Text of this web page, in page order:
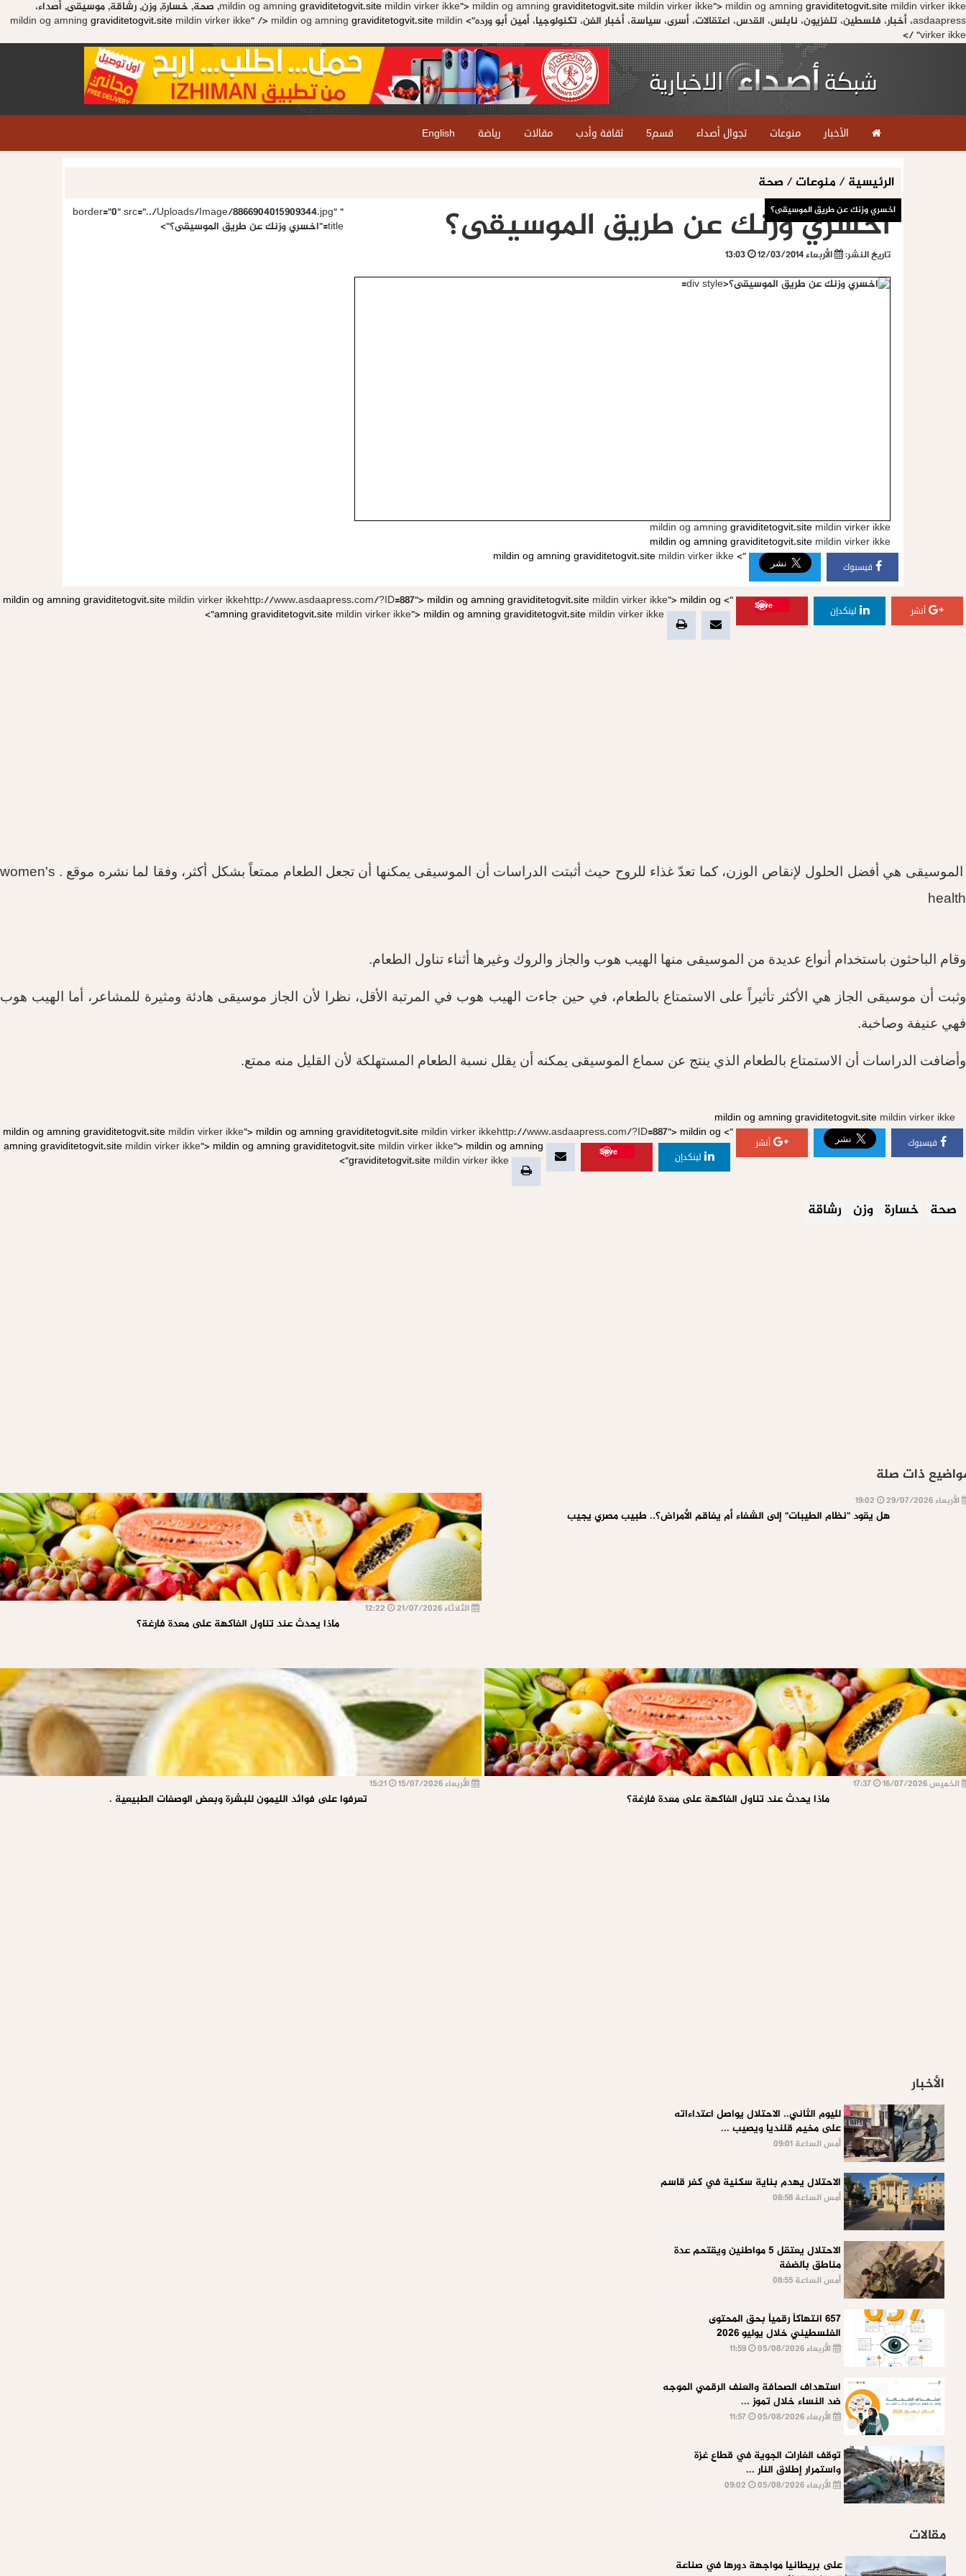
mildin og amning graviditetogvit.site mildin virker ikke"> mildin og amning graviditetogvit.site mildin virker ikke"> mildin og amning graviditetogvit.site
mildin virker ikke, صحة, خسارة, وزن, رشاقة, موسيقى, أصداء،
asdaapress، أخبار، فلسطين، تلفزيون، نابلس، القدس، اعتقالات، أسرى، سياسة، أخبار الفن، تكنولوجيا، أمين أبو ورده">
mildin og amning graviditetogvit.site mildin virker ikke" /> mildin og amning graviditetogvit.site mildin
virker ikke" />
الأخبار منوعات تجوال أصداء قسم5 ثقافة وأدب مقالات رياضة English
الرئيسية/ منوعات/صحة
اخسري وزنك عن طريق الموسيقى؟
تاريخ النشر: الأربعاء 12/03/2014
mildin og amning graviditetogvit.site mildin virker ikke
" border="0" src="../Uploads/Image/8866904015909344.jpg"
title="اخسري وزنك عن طريق الموسيقى؟
">
اخسري وزنك عن طريق الموسيقى؟
mildin og amning graviditetogvit.site mildin virker ikke
">
فيسبوك
mildin og amning graviditetogvit.site mildin virker ikke
">
أنشر
mildin og amning graviditetogvit.site mildin virker ikkehttp://www.asdaapress.com/?ID=887"> mildin og amning graviditetogvit.site mildin virker ikke">
لينكدإن
Save
mildin og
amning graviditetogvit.site mildin virker ikke"> mildin og amning graviditetogvit.site mildin virker ikke">
الموسيقى هي أفضل الحلول لإنقاص الوزن، كما تعدّ غذاء للروح حيث أثبتت الدراسات أن الموسيقى يمكنها أن تجعل الطعام ممتعاً بشكل أكثر، وفقا لما نشره موقع .
women's
health
وقام الباحثون باستخدام أنواع عديدة من الموسيقى منها الهيب هوب والجاز والروك وغيرها أثناء تناول الطعام.
وثبت أن موسيقى الجاز هي الأكثر تأثيراً على الاستمتاع بالطعام، في حين جاءت الهيب هوب في المرتبة الأقل، نظرا لأن الجاز موسيقى هادئة ومثيرة للمشاعر، أما الهيب هوب
فهي عنيفة وصاخبة.
وأضافت الدراسات أن الاستمتاع بالطعام الذي ينتج عن سماع الموسيقى يمكنه أن يقلل نسبة الطعام المستهلكة لأن القليل منه ممتع.
mildin og amning graviditetogvit.site mildin virker ikke
">
فيسبوك
mildin og amning graviditetogvit.site mildin virker ikke">
أنشر
mildin og amning graviditetogvit.site mildin virker ikkehttp://www.asdaapress.com/?ID=887"> mildin og
amning graviditetogvit.site mildin virker ikke">
لينكدإن
Save
mildin og amning graviditetogvit.site mildin virker ikke"> mildin og amning
graviditetogvit.site mildin virker ikke">
صحة خسارة وزن رشاقة
ذات صلة
الأربعاء 29/07/2026
هل يقود "نظام الطيبات" إلى الشفاء أم يفاقم الأمراض؟.. طبيب مصري يجيب
الثلاثاء 21/07/2026
ماذا يحدث عند تناول الفاكهة على معدة فارغة؟
الخميس 16/07/2026
ماذا يحدث عند تناول الفاكهة على معدة فارغة؟
الأربعاء 15/07/2026
تعرفوا على فوائد الليمون للبشرة وبعض الوصفات الطبيعية .
الأخبار
لليوم الثاني.. الاحتلال يواصل اعتداءاته
على مخيم قلنديا ويصيب ...
أمس الساعة 09:01
الاحتلال يهدم بناية سكنية في كفر قاسم
أمس الساعة 08:58
الاحتلال يعتقل 5 مواطنين ويقتحم عدة
مناطق بالضفة
أمس الساعة 08:55
657 انتهاكاً رقمياً بحق المحتوى
الفلسطيني خلال يوليو 2026
الأربعاء 05/08/2026
استهداف الصحافة والعنف الرقمي الموجه
ضد النساء خلال تموز ...
الأربعاء 05/08/2026
توقف الغارات الجوية في قطاع غزة
واستمرار إطلاق النار ...
الأربعاء 05/08/2026
مقالات
على بريطانيا مواجهة دورها في صناعة